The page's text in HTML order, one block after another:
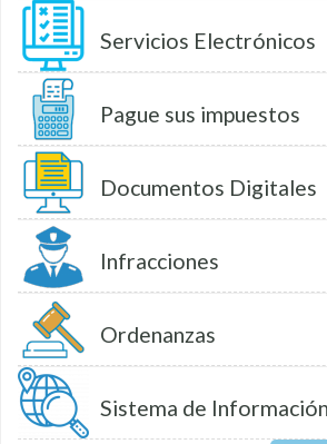
Servicios Electrónicos
Pague sus impuestos
Documentos Digitales
Infracciones
Ordenanzas
Sistema de